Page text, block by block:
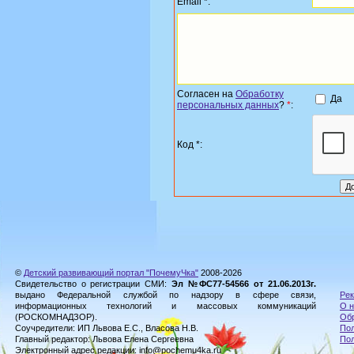
Согласен на Обработку
персональных данных? *:
Да
Код *:
© Детский развивающий портал "ПочемуЧка" 2008-2026
Свидетельство о регистрации СМИ: Эл №ФС77-54566 от 21.06.2013г.
выдано Федеральной службой по надзору в сфере связи,
информационных технологий и массовых коммуникаций
(РОСКОМНАДЗОР).
Соучредители: ИП Львова Е.С., Власова Н.В.
Главный редактор: Львова Елена Сергеевна
Электронный адрес редакции: info@pochemu4ka.ru
О